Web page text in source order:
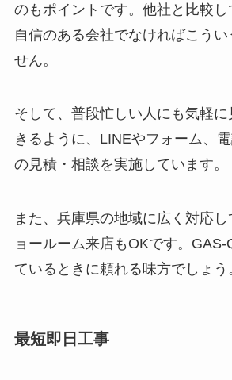
のもポイントです。他社と比較
自信のある会社でなければこうい
せん。
そして、普段忙しい人にも気軽
きるように、LINEやフォーム、
の見積・相談を実施しています。
また、兵庫県の地域に広く対応
ョールーム来店もOKです。GAS-
ているときに頼れる味方でしょう
最短即日工事